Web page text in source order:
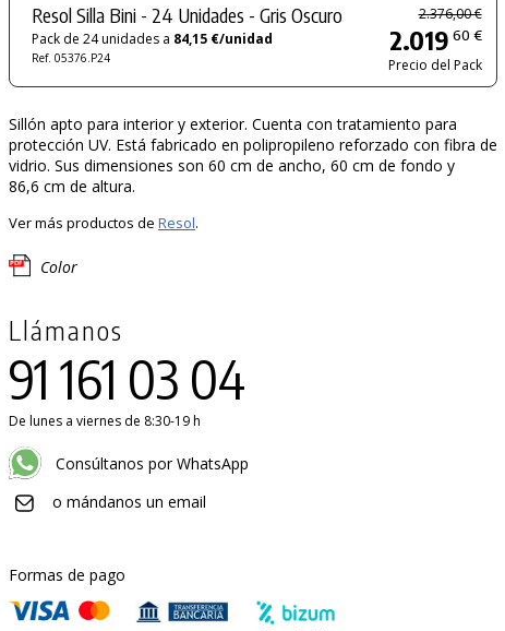
Resol Silla Bini - 24 Unidades - Gris Oscuro
Pack de 24 unidades a 84,15 €/unidad
Ref. 05376.P24
2.376,00 €
2.019 60 €
Precio del Pack
Sillón apto para interior y exterior. Cuenta con tratamiento para
protección UV. Está fabricado en polipropileno reforzado con fibra de
vidrio. Sus dimensiones son 60 cm de ancho, 60 cm de fondo y
86,6 cm de altura.
Ver más productos de Resol.
Color
Llámanos
91 161 03 04
De lunes a viernes de 8:30-19 h
Consúltanos por WhatsApp
o mándanos un email
Formas de pago